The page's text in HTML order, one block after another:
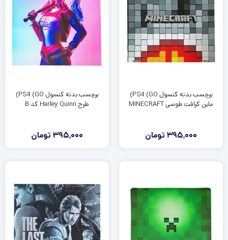
برچسب بدنه کنسول PS4 (GO)
ماین کرافت طوسی MINECRAFT
395,000 تومان
برچسب بدنه کنسول PS4 (GO)
طرح Harley Quinn کد B
395,000 تومان